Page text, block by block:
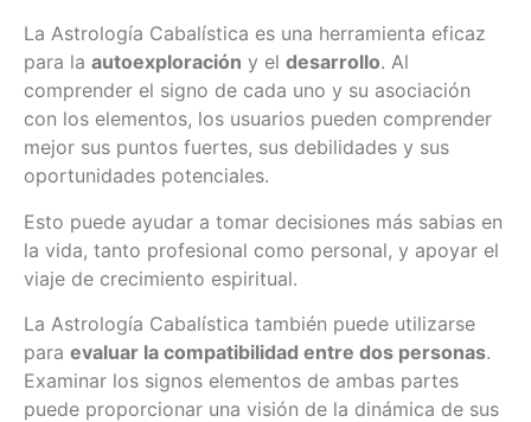
La Astrología Cabalística es una herramienta eficaz
para la autoexploración y el desarrollo. Al
comprender el signo de cada uno y su asociación
con los elementos, los usuarios pueden comprender
mejor sus puntos fuertes, sus debilidades y sus
oportunidades potenciales.
Esto puede ayudar a tomar decisiones más sabias en
la vida, tanto profesional como personal, y apoyar el
viaje de crecimiento espiritual.
La Astrología Cabalística también puede utilizarse
para evaluar la compatibilidad entre dos personas.
Examinar los signos elementos de ambas partes
puede proporcionar una visión de la dinámica de sus